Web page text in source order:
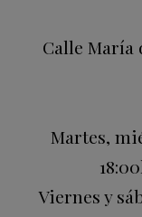
Calle María
Martes,
Viernes y